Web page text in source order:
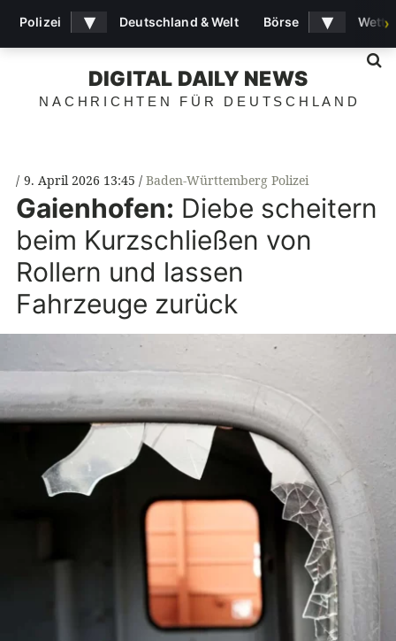
DIGITAL DAILY NEWS
NACHRICHTEN FÜR DEUTSCHLAND
9. April 2026 13:45 Baden-Württemberg Polizei
Gaienhofen: Diebe scheitern
beim Kurzschließen von
Rollern und lassen
Fahrzeuge zurück
Polizei ▾ Deutschland & Welt Börse ▾ ›